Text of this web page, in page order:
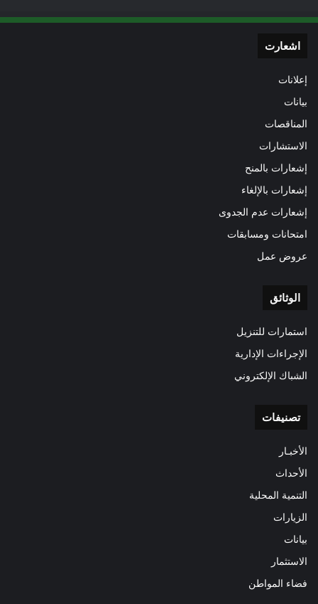
اشعارت
إعلانات
بيانات
المناقصات
الاستشارات
إشعارات بالمنح
إشعارات بالإلغاء
إشعارات عدم الجدوى
امتحانات ومسابقات
عروض عمل
الوثائق
استمارات للتنزيل
الإجراءات الإدارية
الشباك الإلكتروني
تصنيفات
الأخبـار
الأحداث
التنمية المحلية
الزيارات
بيانات
الاستثمار
فضاء المواطن